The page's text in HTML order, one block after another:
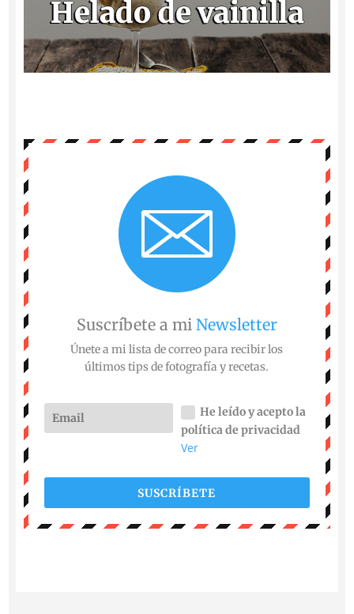
Suscríbete a mi Newsletter
Únete a mi lista de correo para recibir los
últimos tips de fotografía y recetas.
He leído y acepto la
política de privacidad
Ver
SUSCRÍBETE